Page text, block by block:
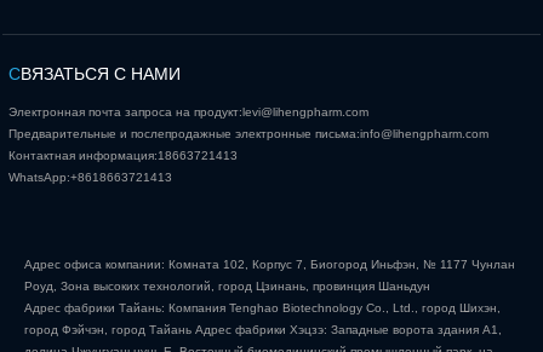
СВЯЗАТЬСЯ С НАМИ
Электронная почта запроса на продукт:levi@lihengpharm.com
Предварительные и послепродажные электронные письма:info@lihengpharm.com
Контактная информация:18663721413
WhatsApp:+8618663721413
Адрес офиса компании: Комната 102, Корпус 7, Биогород Иньфэн, № 1177 Чунлан
Роуд, Зона высоких технологий, город Цзинань, провинция Шаньдун
Адрес фабрики Тайань: Компания Tenghao Biotechnology Co., Ltd., город Шихэн,
город Фэйчэн, город Тайань Адрес фабрики Хэцзэ: Западные ворота здания А1,